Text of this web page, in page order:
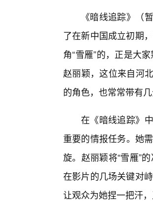
《暗线追踪》（
了在新中国成立初期
角“雪雁”的，正是大
赵丽颖，这位来自河
的角色，也常常带有
在《暗线追踪》
重要的情报任务。她
旋。赵丽颖将“雪雁”
在影片的几场关键对
让观众为她捏一把汗